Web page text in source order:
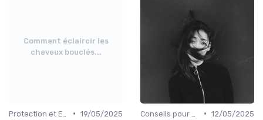
Comment éclaircir les
cheveux bouclés...
• 19/05/2025
• 12/05/2025